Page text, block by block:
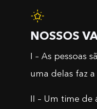
NOSSOS
I – As pessoas
uma delas faz
II – Um time